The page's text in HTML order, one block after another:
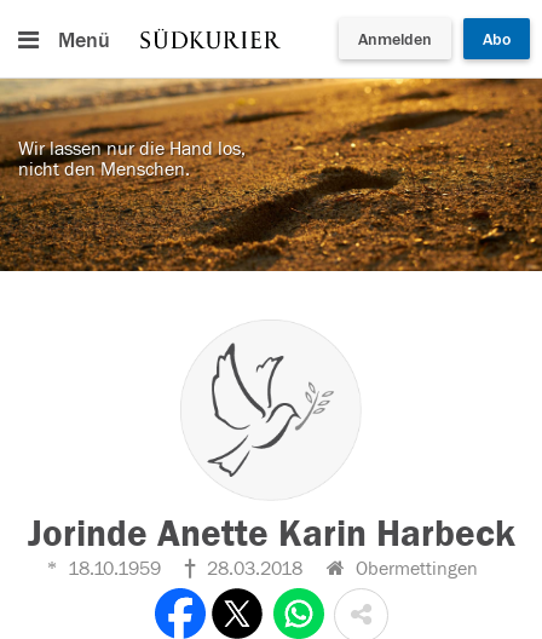
Menü Anmelden Abo
Wir lassen nur die Hand los,
nicht den Menschen.
Jorinde Anette Karin Harbeck
18.10.1959 28.03.2018 Obermettingen